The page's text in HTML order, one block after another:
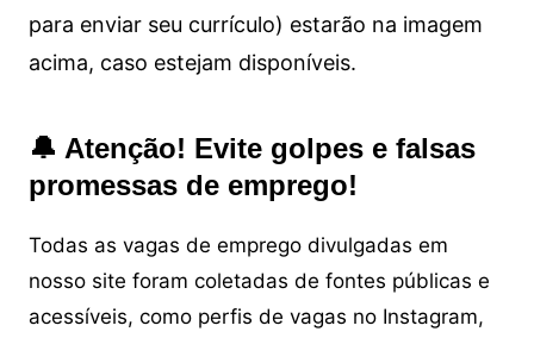
para enviar seu currículo) estarão na imagem
acima, caso estejam disponíveis.
🔔 Atenção! Evite golpes e falsas
promessas de emprego!
Todas as vagas de emprego divulgadas em
nosso site foram coletadas de fontes públicas e
acessíveis, como perfis de vagas no Instagram,